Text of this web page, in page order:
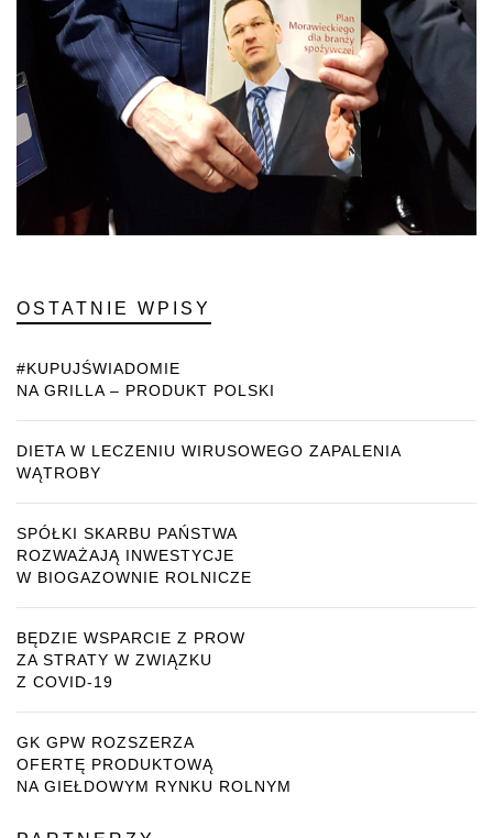
OSTATNIE WPISY
#KUPUJŚWIADOMIE
NA GRILLA – PRODUKT POLSKI
DIETA W LECZENIU WIRUSOWEGO ZAPALENIA
WĄTROBY
SPÓŁKI SKARBU PAŃSTWA
ROZWAŻAJĄ INWESTYCJE
W BIOGAZOWNIE ROLNICZE
BĘDZIE WSPARCIE Z PROW
ZA STRATY W ZWIĄZKU
Z COVID-19
GK GPW ROZSZERZA
OFERTĘ PRODUKTOWĄ
NA GIEŁDOWYM RYNKU ROLNYM